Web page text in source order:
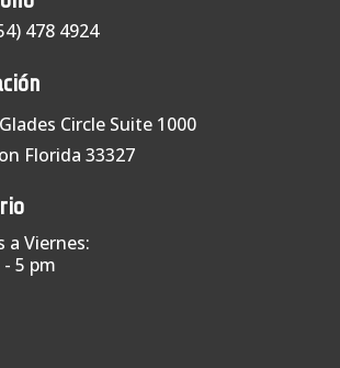
478 4924
Circle Suite 1000
Florida 33327
a Viernes:
5 pm